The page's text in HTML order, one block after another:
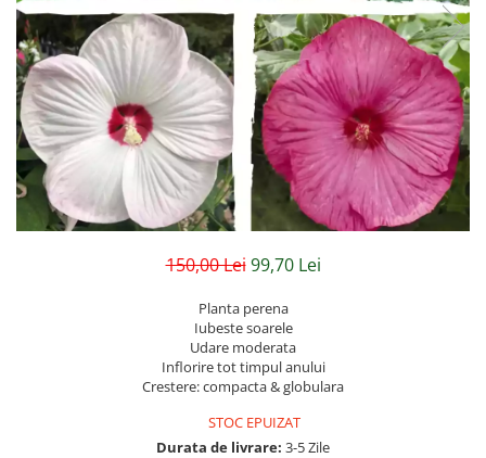
Muscate
Panselute
Petunii
Semiumbra sau umbra
Soare puternic
Soare sau semiumbra
Steaua Egiptului
150,00 Lei 99,70 Lei
Planta perena
Iubeste soarele
Udare moderata
Inflorire tot timpul anului
Crestere: compacta & globulara
STOC EPUIZAT
Durata de livrare: 3-5 Zile